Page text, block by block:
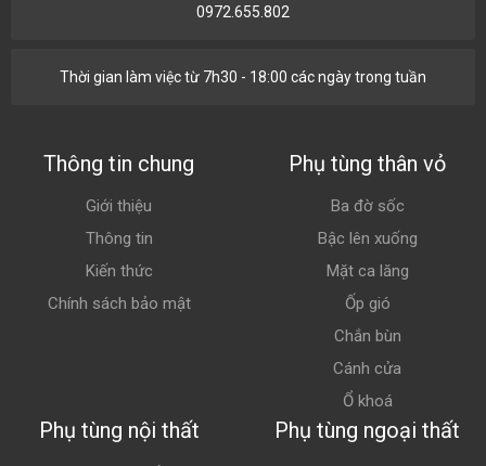
0972.655.802
Thời gian làm việc từ 7h30 - 18:00 các ngày trong tuần
Thông tin chung
Giới thiệu
Thông tin
Kiến thức
Chính sách bảo mật
Phụ tùng thân vỏ
Ba đờ sốc
Bậc lên xuống
Mặt ca lăng
Ốp gió
Chắn bùn
Cánh cửa
Ổ khoá
Phụ tùng nội thất Phụ tùng ngoại thất